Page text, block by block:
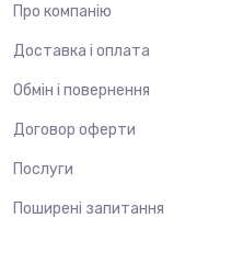
Про компанію
Доставка і оплата
Обмін і повернення
Договор оферти
Послуги
Поширені запитання